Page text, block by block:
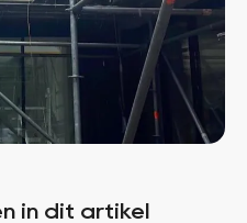
in dit artikel